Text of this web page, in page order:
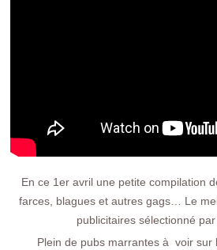
En ce 1er avril une petite compilation
farces, blagues et autres gags… Le
publicitaires sélectionné
Plein de pubs marrantes à voir